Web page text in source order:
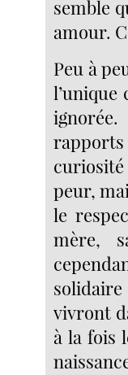
semble
amour.
Peu à
l’unique
peur,
le
mère,
vivront
à la fois